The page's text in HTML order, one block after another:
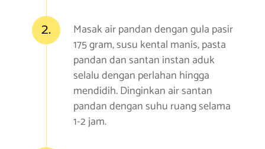
2.
Masak air pandan dengan gula pasir
175 gram, susu kental manis, pasta
pandan dan santan instan aduk
selalu dengan perlahan hingga
mendidih. Dinginkan air santan
pandan dengan suhu ruang selama
1-2 jam.